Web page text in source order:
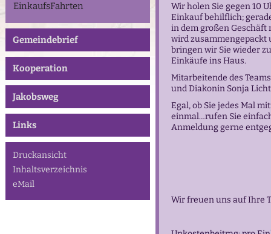
EinkaufsFahrten
Gemeindebrief
Kooperation
Jakobsweg
Links
Druckansicht
Inhaltsverzeichnis
eMail
Wir holen Sie gegen 10
Einkauf behilflich;
in dem großen Geschäft
wird zusammengepackt
bringen wir Sie wieder
Einkäufe ins Haus.
Mitarbeitende des
und Diakonin Sonja
Egal, ob Sie jedes Mal
einmal…rufen Sie
Anmeldung gerne
Wir freuen uns auf Ihre